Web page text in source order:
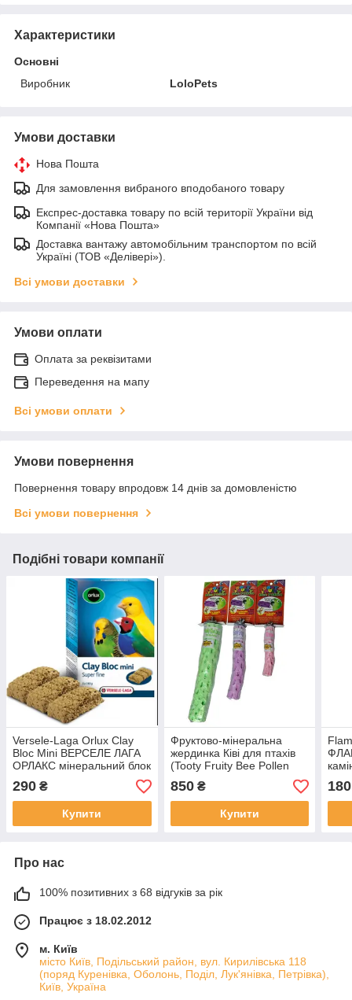
Характеристики
Основні
Виробник
LoloPets
Умови доставки
Нова Пошта
Для замовлення вибраного вподобаного товару
Експрес-доставка товару по всій території України від
Компанії «Нова Пошта»
Доставка вантажу автомобільним транспортом по всій
Україні (ТОВ «Делівері»).
Всі умови доставки
Умови оплати
Оплата за реквізитами
Переведення на мапу
Всі умови оплати
Умови повернення
Повернення товару впродовж 14 днів за домовленістю
Всі умови повернення
Подібні товари компанії
Versele-Laga Orlux Clay
Bloc Mini ВЕРСЕЛЕ ЛАГА
ОРЛАКС мінеральний блок
із глиною для дрібних
птахів
290 ₴
Купити
Фруктово-мінеральна
жердинка Ківі для птахів
(Tooty Fruity Bee Pollen
Perch)
850₴
Купити
180
Про нас
100% позитивних з 68 відгуків за рік
Працює з 18.02.2012
м. Київ
місто Київ, Подільський район, вул. Кирилівська 118
(поряд Куренівка, Оболонь, Поділ, Лук'янівка, Петрівка),
Київ, Україна